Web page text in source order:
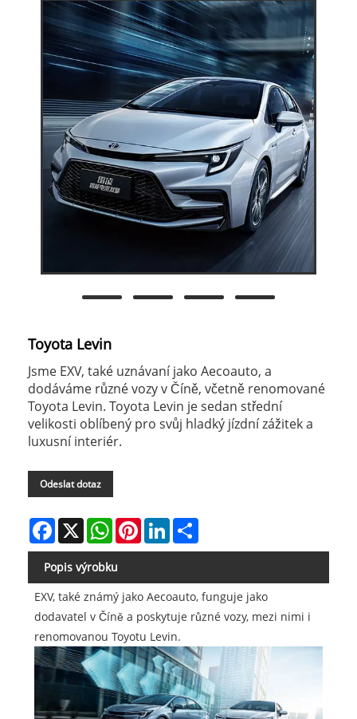
Toyota Levin
Jsme EXV, také uznávaní jako Aecoauto, a
dodáváme různé vozy v Číně, včetně renomované
Toyota Levin. Toyota Levin je sedan střední
velikosti oblíbený pro svůj hladký jízdní zážitek a
luxusní interiér.
Odeslat dotaz
Facebook
X WhatsAppPinterestLinkedIn
Popis výrobku
EXV, také známý jako Aecoauto, funguje jako
dodavatel v Číně a poskytuje různé vozy, mezi nimi i
renomovanou Toyotu Levin.